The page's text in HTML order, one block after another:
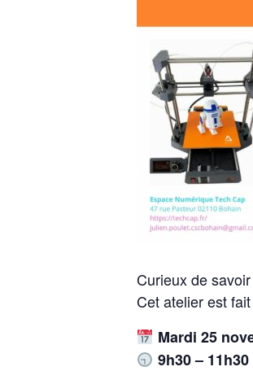
Curieux de
Cet atelier est
Mardi 25
9h30 – 11h30